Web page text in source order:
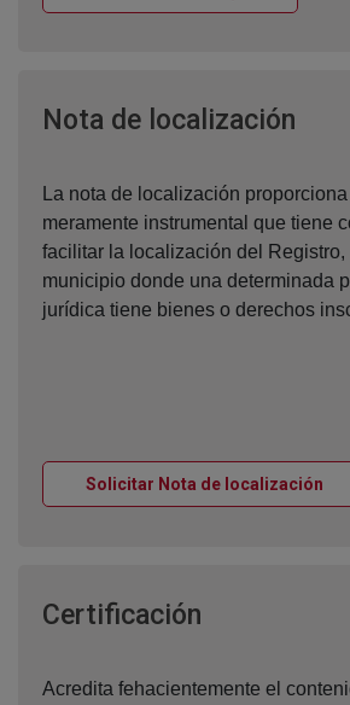
Nota de localización
La nota de localización
meramente instrumental que tiene
facilitar la localización del
municipio donde una determinada
jurídica tiene bienes o derechos
Solicitar Nota de localización
Certificación
Acredita fehacientemente el